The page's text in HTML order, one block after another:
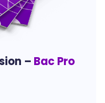
– Bac Pro